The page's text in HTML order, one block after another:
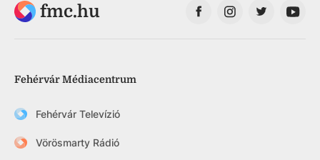
fmc.hu
Fehérvár Médiacentrum
Fehérvár Televízió
Vörösmarty Rádió